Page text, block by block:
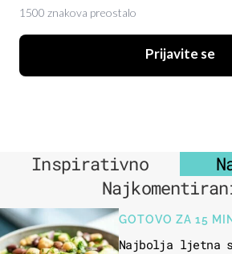
1500 znakova preostalo
Prijavite se
Inspirativno
GOTOVO ZA 15
Najbolja ljetna